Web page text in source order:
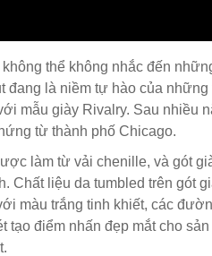
thể không nhắc đến
là niềm tự hào của
mẫu giày Rivalry. Sau nhiều
từ thành phố Chicago.
làm từ vải chenille, và gót
Chất liệu da tumbled trên gót
màu trắng tinh khiết, các
tạo điểm nhấn đẹp mắt cho